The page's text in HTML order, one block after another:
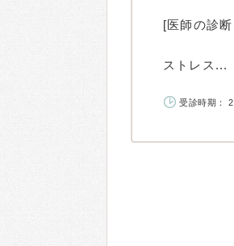
[医師の診
ストレス...
受診時期：